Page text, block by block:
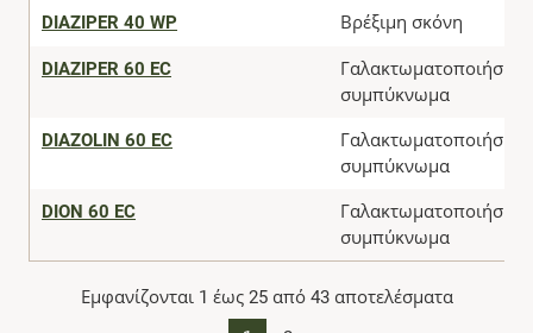
DIAZIPER 40 WP Βρέξιμη σκόνη
DIAZIPER 60 EC
Γαλακτωματοποιήσιμο
συμπύκνωμα
DIAZOLIN 60 EC
Γαλακτωματοποιήσιμο
συμπύκνωμα
DION 60 EC
Γαλακτωματοποιήσιμο
συμπύκνωμα
Εμφανίζονται 1 έως 25 από 43 αποτελέσματα